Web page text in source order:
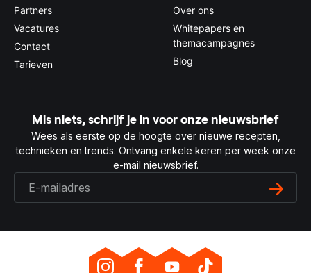
Partners
Vacatures
Contact
Tarieven
Over ons
Whitepapers en
themacampagnes
Blog
Mis niets, schrijf je in voor onze nieuwsbrief
Wees als eerste op de hoogte over nieuwe recepten,
technieken en trends. Ontvang enkele keren per week onze
e-mail nieuwsbrief.